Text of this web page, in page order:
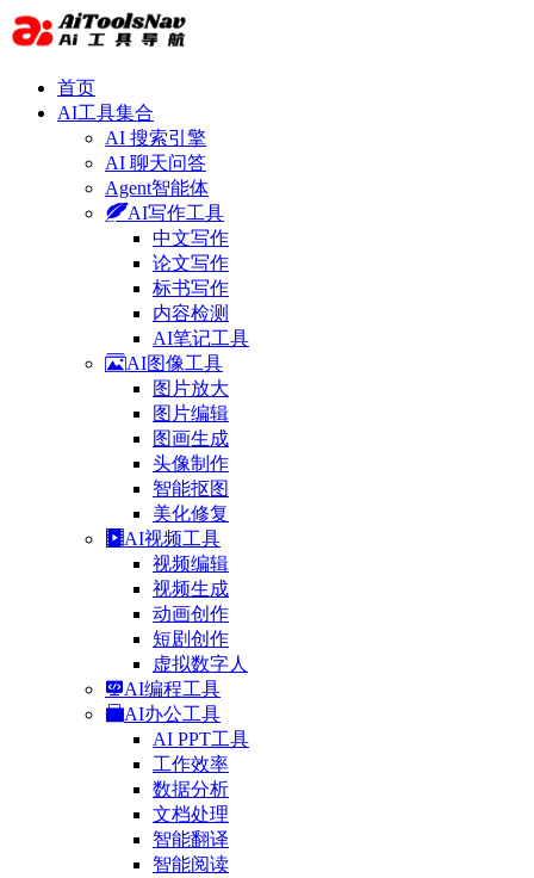
首页
AI工具集合
AI 搜索引擎
AI 聊天问答
Agent智能体
AI写作工具
中文写作
论文写作
标书写作
内容检测
AI笔记工具
AI图像工具
图片放大
图片编辑
图画生成
头像制作
智能抠图
美化修复
AI视频工具
视频编辑
视频生成
动画创作
短剧创作
虚拟数字人
AI编程工具
AI办公工具
AI PPT工具
工作效率
数据分析
文档处理
智能翻译
智能阅读